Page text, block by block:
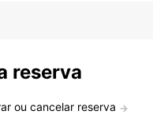
reserva
ou cancelar reserva